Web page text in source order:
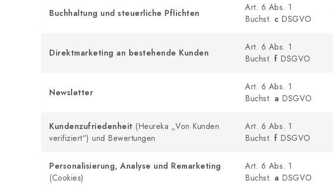
Buchhaltung und steuerliche Pflichten
Art. 6 Abs. 1
Buchst. c DSGVO
Direktmarketing an bestehende Kunden
Art. 6 Abs. 1
Buchst. f DSGVO
Newsletter
Art. 6 Abs. 1
Buchst. a DSGVO
Kundenzufriedenheit (Heureka „Von Kunden
verifiziert“) und Bewertungen
Art. 6 Abs. 1
Buchst. f DSGVO
Personalisierung, Analyse und Remarketing
(Cookies)
Art. 6 Abs. 1
Buchst. a DSGVO